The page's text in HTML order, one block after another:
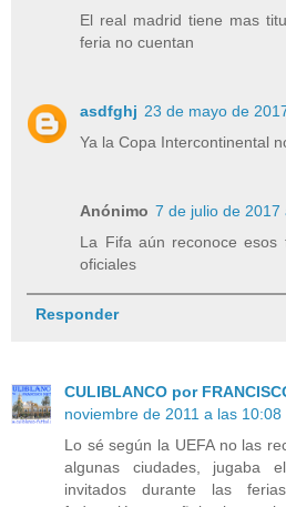
El real madrid tiene mas
feria no cuentan
asdfghj 23 de mayo de
Ya la Copa Intercontinental
Anónimo 7 de julio de 2017
La Fifa aún reconoce
oficiales
Responder
CULIBLANCO por
noviembre de 2011 a las 10:08
Lo sé según la UEFA no las
algunas ciudades, jugaba
invitados durante las